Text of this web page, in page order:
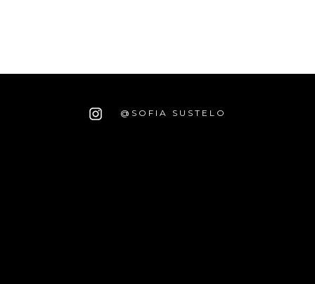
@SOFIA SUSTELO